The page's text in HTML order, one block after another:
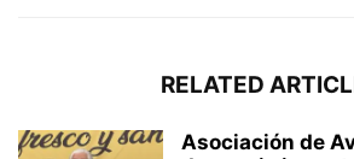
RELATED
Asociación de